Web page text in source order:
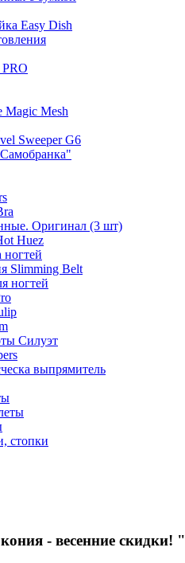
Easy Dish
Mesh
Sweeper G6
Оригинал (3 шт)
Huez
ногтей
Slimming Belt
ногтей
Силуэт
выпрямитель
стопки
- весенние скидки! "